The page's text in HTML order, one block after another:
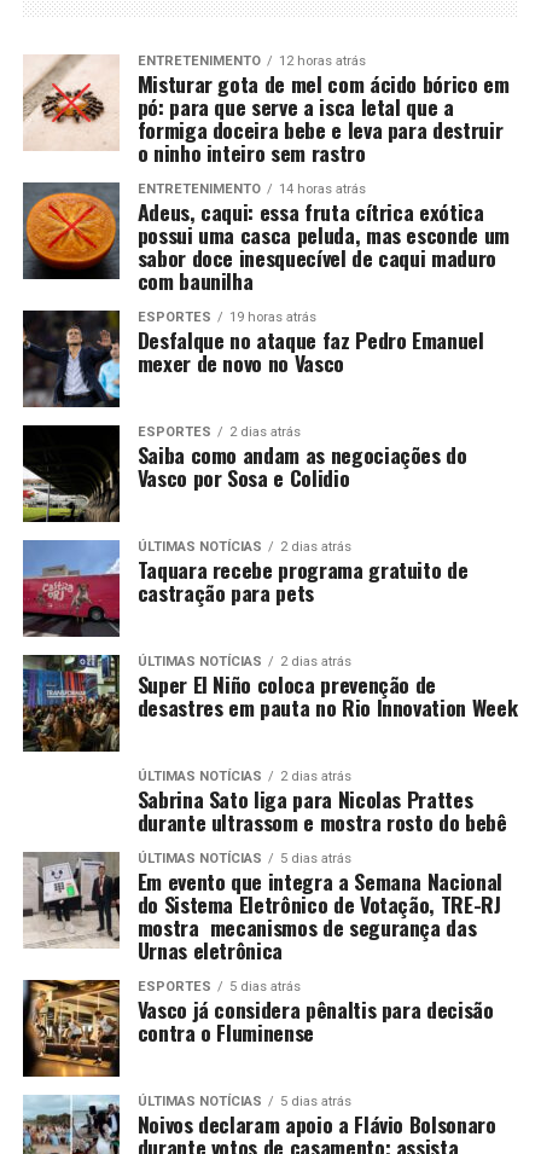
ENTRETENIMENTO 12 horas atrás
Misturar gota de mel com ácido bórico em
pó: para que serve a isca letal que a
formiga doceira bebe e leva para destruir
o ninho inteiro sem rastro
ENTRETENIMENTO 14 horas atrás
Adeus, caqui: essa fruta cítrica exótica
possui uma casca peluda, mas esconde um
sabor doce inesquecível de caqui maduro
com baunilha
ESPORTES 19 horas atrás
Desfalque no ataque faz Pedro Emanuel
mexer de novo no Vasco
ESPORTES 2 dias atrás
Saiba como andam as negociações do
Vasco por Sosa e Colidio
ÚLTIMAS NOTÍCIAS 2 dias atrás
Taquara recebe programa gratuito de
castração para pets
ÚLTIMAS NOTÍCIAS 2 dias atrás
Super El Niño coloca prevenção de
desastres em pauta no Rio Innovation Week
ÚLTIMAS NOTÍCIAS 2 dias atrás
Sabrina Sato liga para Nicolas Prattes
durante ultrassom e mostra rosto do bebê
ÚLTIMAS NOTÍCIAS 5 dias atrás
Em evento que integra a Semana Nacional
do Sistema Eletrônico de Votação, TRE-RJ
mostra mecanismos de segurança das
Urnas eletrônica
ESPORTES 5 dias atrás
Vasco já considera pênaltis para decisão
contra o Fluminense
ÚLTIMAS NOTÍCIAS 5 dias atrás
Noivos declaram apoio a Flávio Bolsonaro
durante votos de casamento; assista